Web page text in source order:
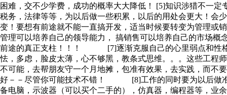
困难，交不少学费，成功的概率大大降低！ [5]知识涉猎不一
税务，法律等等，为以后做一些积累，以后的用处会更大！
变！要想有前途就不能一直搞开发，适当时候要转变为管理或
管理可以培养自己的领导能力， 搞销售可以培养自己的市场
前途的真正支柱！！！ [7]逐渐克服自己的心里弱点和性格
怯，多虑，脸皮太薄，心不够黑，教条式思维。。。这些工程
不可能，去帮朋友守一个月地摊，包准有效果，去实践，而不
好－－尽管你可能技术不错！ [8]工作的同时要为以后做准
备电脑，示波器（可以买个二手的），仿真器，编程器等，业